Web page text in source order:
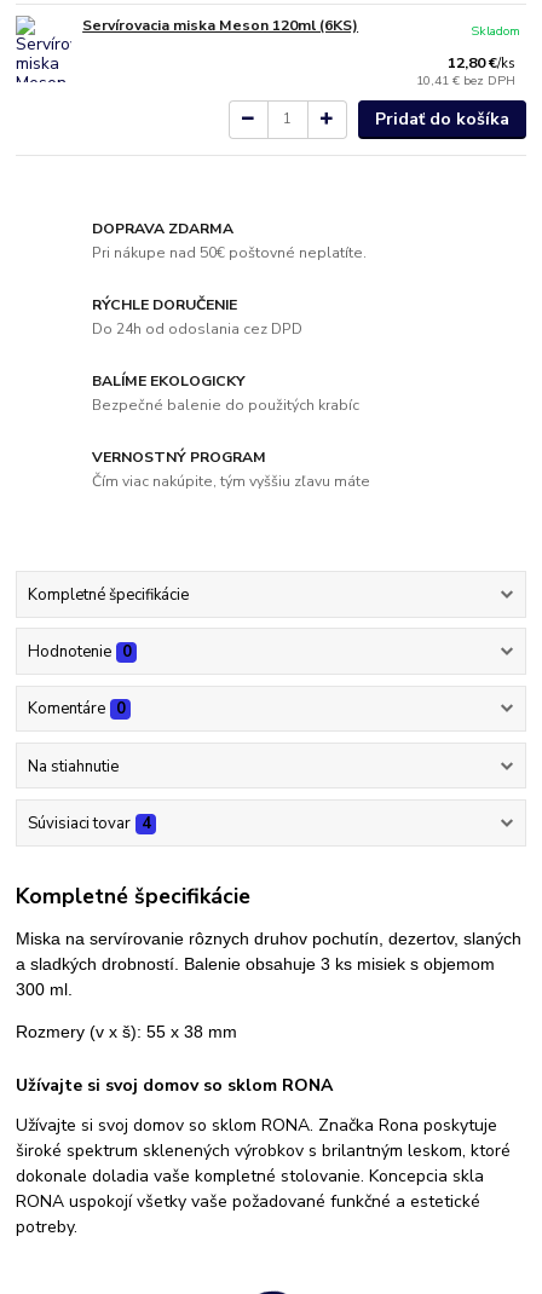
Servírovacia miska Meson 120ml (6KS)
12,80 €/ks
10,41 € bez DPH
Skladom
Pridať do košíka
DOPRAVA ZDARMA
Pri nákupe nad 50€ poštovné neplatíte.
RÝCHLE DORUČENIE
Do 24h od odoslania cez DPD
BALÍME EKOLOGICKY
Bezpečné balenie do použitých krabíc
VERNOSTNÝ PROGRAM
Čím viac nakúpite, tým vyššiu zľavu máte
Kompletné špecifikácie
Hodnotenie 0
Komentáre 0
Na stiahnutie
Súvisiaci tovar 4
Kompletné špecifikácie
Miska na servírovanie rôznych druhov pochutín, dezertov, slaných
a sladkých drobností. Balenie obsahuje 3 ks misiek s objemom
300 ml.
Rozmery (v x š): 55 x 38 mm
Užívajte si svoj domov so sklom RONA
Užívajte si svoj domov so sklom RONA. Značka Rona poskytuje
široké spektrum sklenených výrobkov s brilantným leskom, ktoré
dokonale doladia vaše kompletné stolovanie. Koncepcia skla
RONA uspokojí všetky vaše požadované funkčné a estetické
potreby.